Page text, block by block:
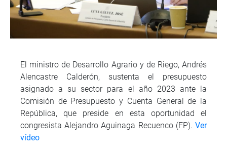
El ministro de Desarrollo Agrario y de Riego, Andrés
Alencastre Calderón, sustenta el presupuesto
asignado a su sector para el año 2023 ante la
Comisión de Presupuesto y Cuenta General de la
República, que preside en esta oportunidad el
congresista Alejandro Aguinaga Recuenco (FP). Ver
vídeo